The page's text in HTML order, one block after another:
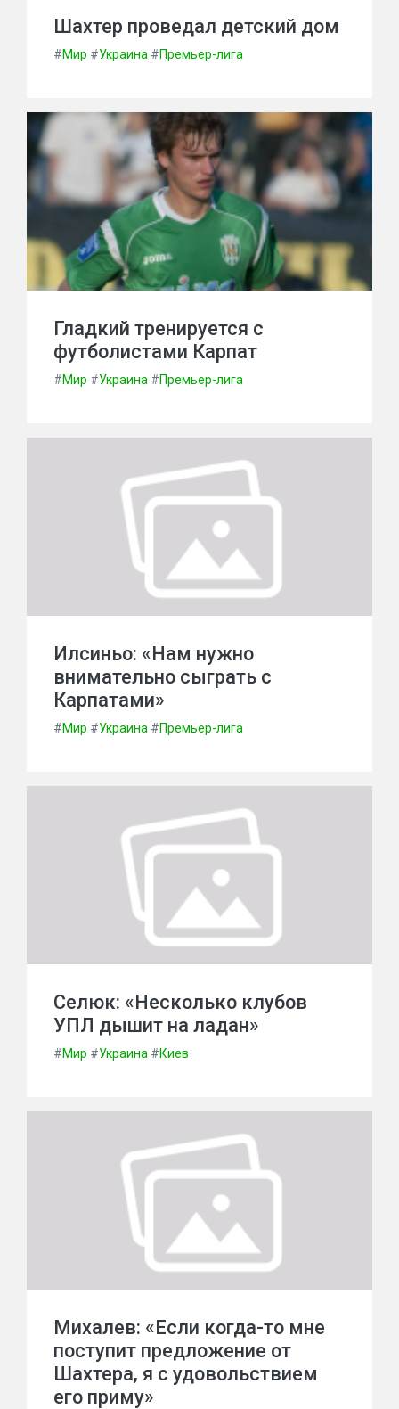
Шахтер проведал детский дом
#Мир #Украина #Премьер-лига
Гладкий тренируется с
футболистами Карпат
#Мир #Украина #Премьер-лига
Илсиньо: «Нам нужно
внимательно сыграть с
Карпатами»
#Мир #Украина #Премьер-лига
Селюк: «Несколько клубов
УПЛ дышит на ладан»
#Мир #Украина #Киев
Михалев: «Если когда-то мне
поступит предложение от
Шахтера, я с удовольствием
его приму»